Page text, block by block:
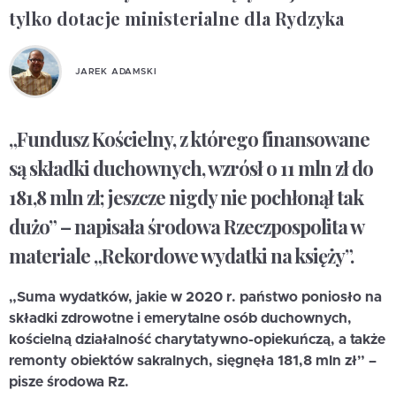
tylko dotacje ministerialne dla Rydzyka
JAREK ADAMSKI
„Fundusz Kościelny, z którego finansowane
są składki duchownych, wzrósł o 11 mln zł do
181,8 mln zł; jeszcze nigdy nie pochłonął tak
dużo” – napisała środowa Rzeczpospolita w
materiale „Rekordowe wydatki na księży”.
„Suma wydatków, jakie w 2020 r. państwo poniosło na
składki zdrowotne i emerytalne osób duchownych,
kościelną działalność charytatywno-opiekuńczą, a także
remonty obiektów sakralnych, sięgnęła 181,8 mln zł” –
pisze środowa Rz.